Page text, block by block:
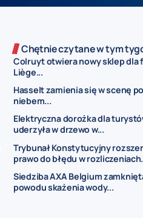
Chętnie czytane w tym
Colruyt otwiera nowy sklep dla
Liège...
Hasselt zamienia się w scenę
niebem...
Elektryczna dorożka dla
uderzyła w drzewo w...
Trybunał Konstytucyjny
prawo do błędu w
Siedziba AXA Belgium
powodu skażenia wody...